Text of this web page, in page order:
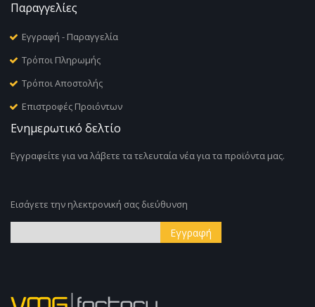
Παραγγελίες
Εγγραφή - Παραγγελία
Τρόποι Πληρωμής
Τρόποι Αποστολής
Επιστροφές Προιόντων
Ενημερωτικό δελτίο
Εγγραφείτε για να λάβετε τα τελευταία νέα για τα προϊόντα μας.
Εισάγετε την ηλεκτρονική σας διεύθυνση
Δελτίο:
Εγγραφή